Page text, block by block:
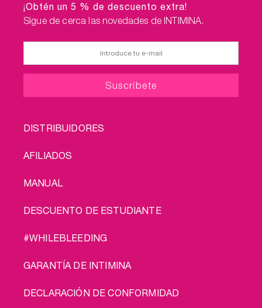
¡Obtén un 5 % de descuento extra!
Sigue de cerca las novedades de INTIMINA.
FOOTER
DISTRIBUIDORES
AFILIADOS
MANUAL
DESCUENTO DE ESTUDIANTE
#WHILEBLEEDING
GARANTÍA DE INTIMINA
DECLARACIÓN DE CONFORMIDAD